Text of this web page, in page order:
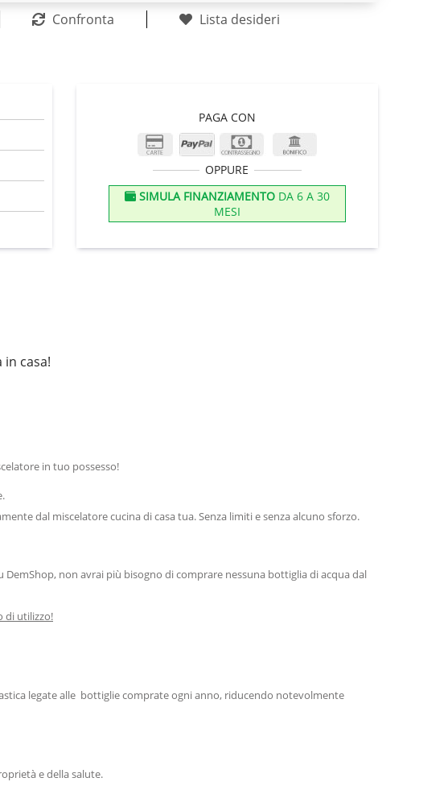
Confronta Lista desideri
PAGA CON
OPPURE
SIMULA FINANZIAMENTODA 6 A 30
MESI
casa!
in tuo possesso!
dal miscelatore cucina di casa tua. Senza limiti e senza alcuno sforzo.
non avrai più bisogno di comprare nessuna bottiglia di acqua dal
di utilizzo!
legate alle bottiglie comprate ogni anno, riducendo notevolmente
e della salute.